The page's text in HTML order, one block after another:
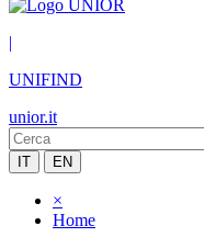
|
UNIFIND
unior.it
IT EN
×
Home